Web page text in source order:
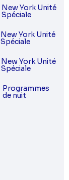
New York Unité
Spéciale
New York Unité
Spéciale
New York Unité
Spéciale
Programmes
de nuit